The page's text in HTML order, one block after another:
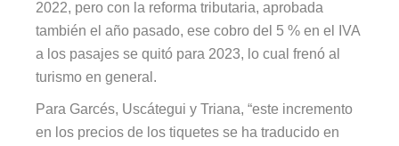
2022, pero con la reforma tributaria, aprobada
también el año pasado, ese cobro del 5 % en el IVA
a los pasajes se quitó para 2023, lo cual frenó al
turismo en general.
Para Garcés, Uscátegui y Triana, “este incremento
en los precios de los tiquetes se ha traducido en